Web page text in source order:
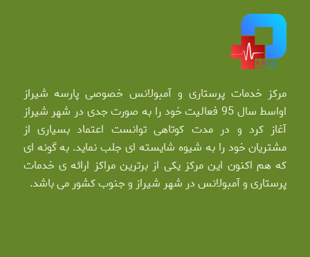
مرکز خدمات پرستاری و آمبولانس خصوصی پارسه شیراز
اواسط سال 95 فعالیت خود را به صورت جدی در شهر شیراز
آغاز کرد و در مدت کوتاهی توانست اعتماد بسیاری از
مشتریان خود را به شیوه شایسته ای جلب نماید. به گونه ای
که هم اکنون این مرکز یکی از برترین مراکز ارائه ی خدمات
پرستاری و آمبولانس در شهر شیراز و جنوب کشور می باشد.